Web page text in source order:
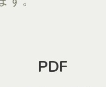
PDF